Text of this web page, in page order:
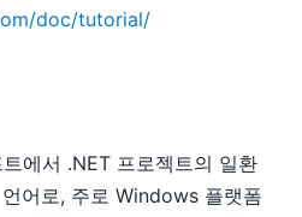
doc/tutorial/
에서 .NET 프로젝트의 일환
어로, 주로 Windows 플랫폼